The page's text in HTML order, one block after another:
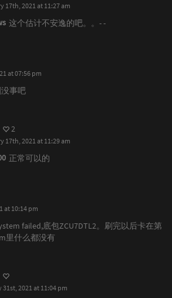
17th, 2021 at 11:27 am
这个估计不安逸的吧。。- -
at 07:56 pm
事吧
2
17th, 2021 at 11:29 am
正常可以的
at 10:14 pm
failed,底包ZCU7DTL2。刷完以后卡在第
里什么都没有
2021 at 11:04 pm